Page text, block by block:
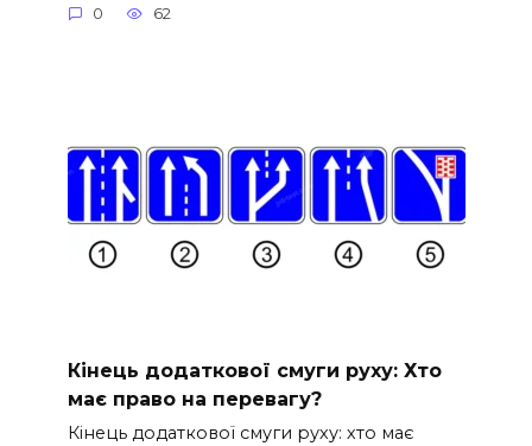
0 62
Кінець додаткової смуги руху: Хто
має право на перевагу?
Кінець додаткової смуги руху: хто має